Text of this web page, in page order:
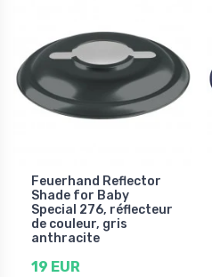
Feuerhand Reflector
Shade for Baby
Special 276, réflecteur
de couleur, gris
anthracite
19 EUR